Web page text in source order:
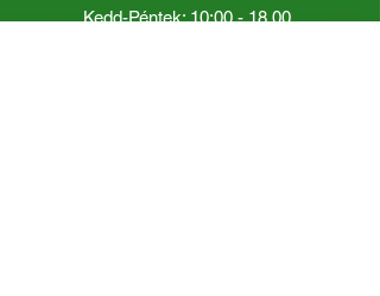
Kedd-Péntek: 10:00 - 18.00